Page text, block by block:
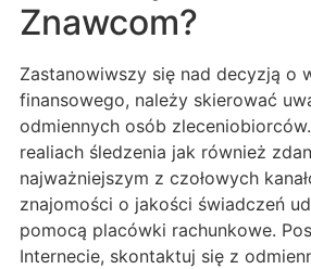
Znawcom?
Zastanowiwszy się nad decyzją o
finansowego, należy skierować
odmiennych osób
realiach śledzenia jak również
najważniejszym z czołowych
znajomości o jakości świadczeń
pomocą placówki rachunkowe.
Internecie, skontaktuj się z